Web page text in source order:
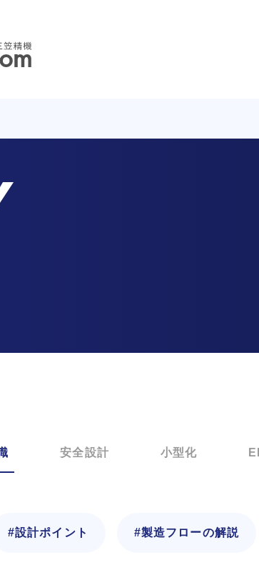
安全設計 小型化
#設計ポイント #製造フローの解説